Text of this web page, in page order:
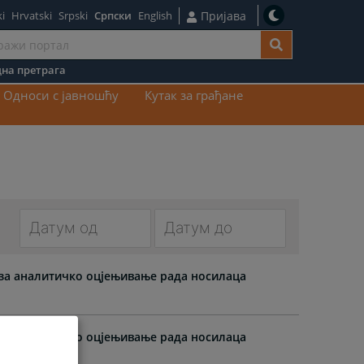
Hrvatski Srpski Српски English Пријава
претрага
Односи с јавношћу
Кутак за грађане
forward
forward
the
аналитичко оцјењивање рада носилаца
аналитичко оцјењивање рада носилаца